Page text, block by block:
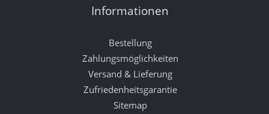
Informationen
Bestellung
Zahlungsmöglichkeiten
Versand & Lieferung
Zufriedenheitsgarantie
Sitemap